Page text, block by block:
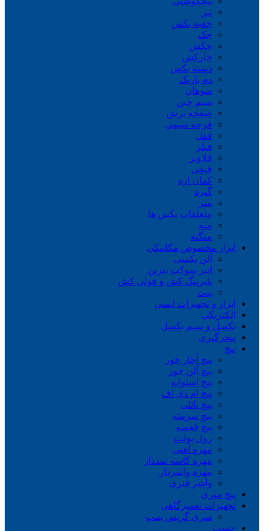
تبر
جعبه بکس
جک
چکش
خارکش
دسته بکس
دم باریک
سوهان
سیم چین
صفحه برش
فرچه سیمی
ففل
فیلر
قلاویز
قیچی
کمان اره
گیره
متر
متعلقات بکس ها
مته
منگنه
ابزار مخصوص مکانیکی
آلن بکسی
انبر سوکت بنزین
بلبرینگ کش و فولی کش
بیت
ابزار و تجهیزات ایمنی
الکتریکی
بکسل و سیم بکسل
پنچرگیری
پیچ
پیچ آچار خور
پیچ آلن خور
پیچ استوانه
پیچ ام دی اف
پیچ پانلی
پیچ سرمته
پیچ قفسه
رول بولت
مهره آهنی
مهره کاسه نمددار
مهره واشردار
واشر فنری
پیچ متری
تجهیزات تعمیرگاهی
سری گریس پمپ
چسب